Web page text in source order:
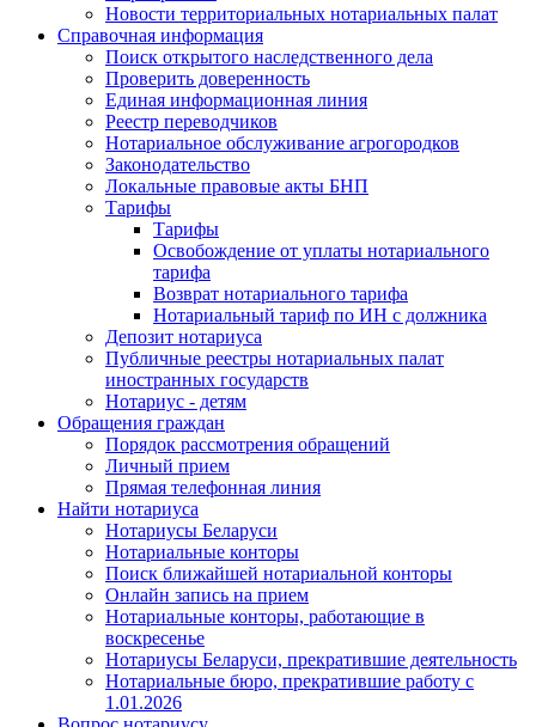
Новости территориальных нотариальных палат
Справочная информация
Поиск открытого наследственного дела
Проверить доверенность
Единая информационная линия
Реестр переводчиков
Нотариальное обслуживание агрогородков
Законодательство
Локальные правовые акты БНП
Тарифы
Тарифы
Освобождение от уплаты нотариального
тарифа
Возврат нотариального тарифа
Нотариальный тариф по ИН с должника
Депозит нотариуса
Публичные реестры нотариальных палат
иностранных государств
Нотариус - детям
Обращения граждан
Порядок рассмотрения обращений
Личный прием
Прямая телефонная линия
Найти нотариуса
Нотариусы Беларуси
Нотариальные конторы
Поиск ближайшей нотариальной конторы
Онлайн запись на прием
Нотариальные конторы, работающие в
воскресенье
Нотариусы Беларуси, прекратившие деятельность
Нотариальные бюро, прекратившие работу с
1.01.2026